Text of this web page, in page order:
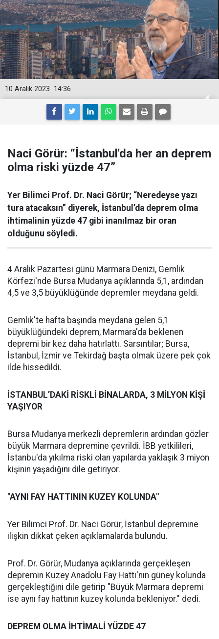
14:36
10 Aralık 2023
Naci Görür: “İstanbul'da her an deprem
olma riski yüzde 47”
Yer Bilimci Prof. Dr. Naci Görür; “Neredeyse yazı
tura atacaksın” diyerek, İstanbul’da deprem olma
ihtimalinin yüzde 47 gibi inanılmaz bir oran
olduğunu söyledi.
4 Aralık Pazartesi günü Marmara Denizi, Gemlik
Körfezi'nde Bursa Mudanya açıklarında 5,1, ardından
4,5 ve 3,5 büyüklüğünde depremler meydana geldi.
Gemlik'te hafta başında meydana gelen 5,1
büyüklüğündeki deprem, Marmara'da beklenen
depremi bir kez daha hatırlattı. Sarsıntılar; Bursa,
İstanbul, İzmir ve Tekirdağ başta olmak üzere pek çok
ilde hissedildi.
İSTANBUL’DAKİ RİSKLİ BİNALARDA, 3 MİLYON KİŞİ
YAŞIYOR
Bursa Mudanya merkezli depremlerin ardından gözler
büyük Marmara depremine çevrildi. İBB yetkilileri,
İstanbu'da yıkılma riski olan yapılarda yaklaşık 3 miyon
kişinin yaşadığını dile getiriyor.
"AYNI FAY HATTININ KUZEY KOLUNDA"
Yer Bilimci Prof. Dr. Naci Görür, İstanbul depremine
ilişkin dikkat çeken açıklamalarda bulundu.
Prof. Dr. Görür, Mudanya açıklarında gerçekleşen
depremin Kuzey Anadolu Fay Hattı'nın güney kolunda
gerçekleştiğini dile getirip "Büyük Marmara depremi
ise aynı fay hattının kuzey kolunda bekleniyor." dedi.
DEPREM OLMA İHTİMALİ YÜZDE 47